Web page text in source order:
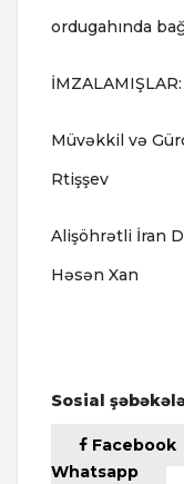
ordugahında
İMZALAMIŞLAR:
Müvəkkil və
Rtişşev
Alişöhrətli İran
Həsən Xan
Sosial
Facebook
Whatsapp